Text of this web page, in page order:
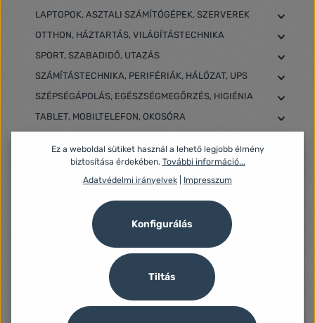
LAPTOPOK, ASZTALI SZÁMÍTÓGÉPEK, SZERVEREK
OTTHON, HÁZTARTÁS, VILÁGÍTÁSTECHNIKA
SPORT, SZABADIDŐ, UTAZÁS
SZÁMÍTÁSTECHNIKA, PERIFÉRIÁK, HÁLÓZAT, UPS
SZÉPSÉGÁPOLÁS, EGÉSZSÉGMEGŐRZÉS, HIGIÉNIA
TABLET, MOBILTELEFON, OKOSÓRA
Ez a weboldal sütiket használ a lehető legjobb élmény
biztosítása érdekében. További információ...
Adatvédelmi irányelvek
Impresszum
Tiltás
Konfigurálás